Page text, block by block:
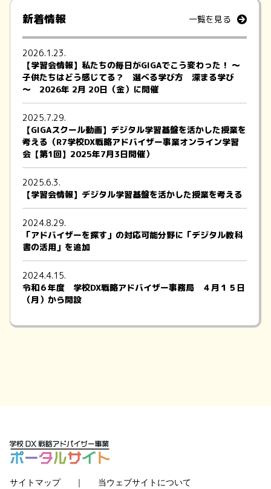
新着情報 一覧を見る
2026.1.23.
【学習会情報】私たちの毎日がGIGAでこう変わった！ ～
子供たちはどう感じてる？ 選べる学び方 深まる学び
～ 2026年 2月 20日（金）に開催
2025.7.29.
【GIGAスクール動画】デジタル学習基盤を活かした授業を
考える（R7学校DX戦略アドバイザー事業オンライン学習
会【第1回】2025年7月3日開催）
2025.6.3.
【学習会情報】デジタル学習基盤を活かした授業を考える
2024.8.29.
「アドバイザーを探す」の対応可能分野に「デジタル教科
書の活用」を追加
2024.4.15.
令和６年度 学校DX戦略アドバイザー事務局 ４月１５日
（月）から開設
登録はこちら
サイトマップ ｜ 当ウェブサイトについて